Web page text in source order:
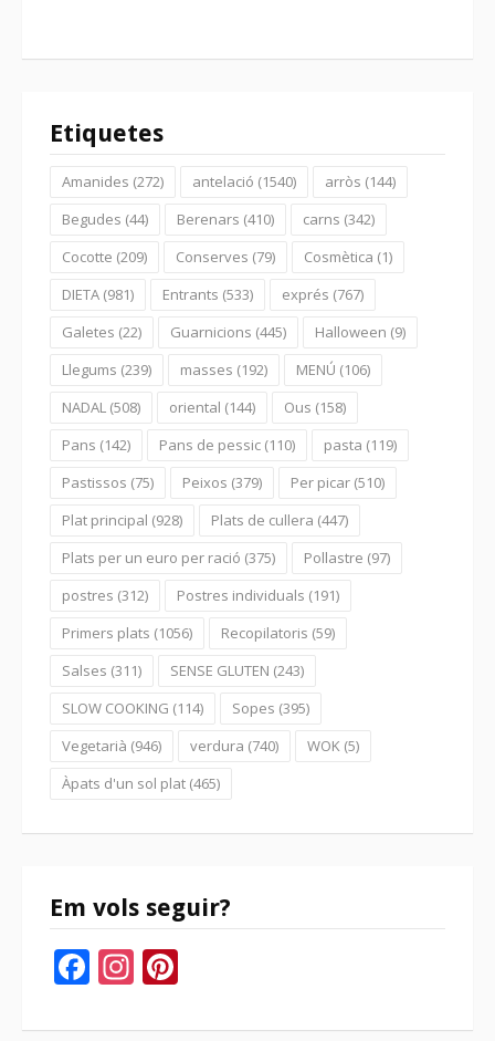
Etiquetes
Amanides (272) antelació (1540) arròs (144)
Begudes (44) Berenars (410) carns (342)
Cocotte (209) Conserves (79) Cosmètica (1)
DIETA (981) Entrants (533) exprés (767)
Galetes (22) Guarnicions (445) Halloween (9)
Llegums (239) masses (192) MENÚ (106)
NADAL (508) oriental (144) Ous (158)
Pans (142) Pans de pessic (110) pasta (119)
Pastissos (75) Peixos (379) Per picar (510)
Plat principal (928) Plats de cullera (447)
Plats per un euro per ració (375) Pollastre (97)
postres (312) Postres individuals (191)
Primers plats (1056) Recopilatoris (59)
Salses (311) SENSE GLUTEN (243)
SLOW COOKING (114) Sopes (395)
Vegetarià (946) verdura (740) WOK (5)
Àpats d'un sol plat (465)
Em vols seguir?
Facebook
Instagram